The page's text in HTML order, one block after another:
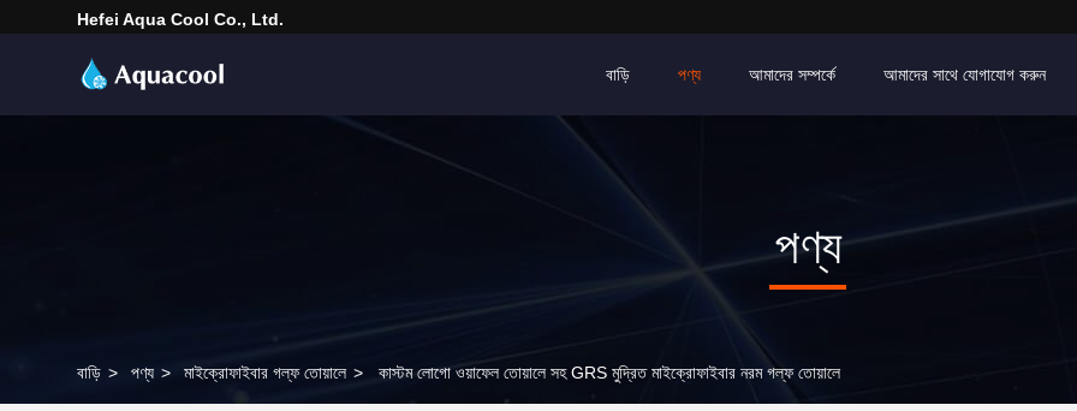
Hefei Aqua Cool Co., Ltd.
বাড়ি পণ্য আমাদের সম্পর্কে আমাদের সাথে যোগাযোগ করুন
পণ্য
বাড়ি > পণ্য > মাইক্রোফাইবার গল্ফ তোয়ালে > কাস্টম লোগো ওয়াফেল তোয়ালে সহ GRS মুদ্রিত মাইক্রোফাইবার নরম গল্ফ তোয়ালে